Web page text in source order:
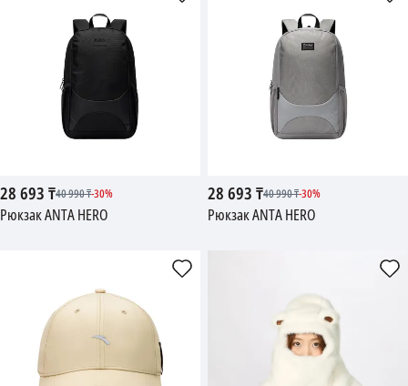
28 693₸40 990₸-30%
Рюкзак ANTA HERO
28 693₸40 990₸-30%
Рюкзак ANTA HERO